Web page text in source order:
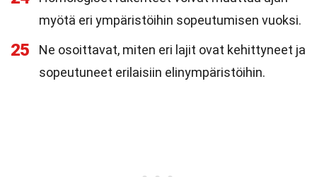
myötä eri ympäristöihin sopeutumisen vuoksi.
25
Ne osoittavat, miten eri lajit ovat kehittyneet ja
sopeutuneet erilaisiin elinympäristöihin.